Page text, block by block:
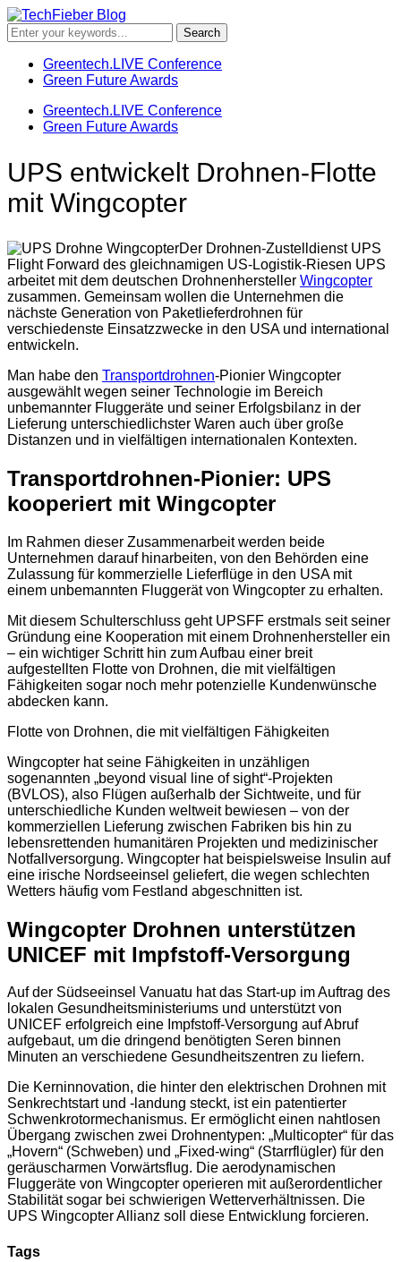
Greentech.LIVE Conference
Green Future Awards
Greentech.LIVE Conference
Green Future Awards
UPS entwickelt Drohnen-Flotte
mit Wingcopter
Der Drohnen-Zustelldienst UPS
Flight Forward des gleichnamigen US-Logistik-Riesen UPS
arbeitet mit dem deutschen Drohnenhersteller Wingcopter
zusammen. Gemeinsam wollen die Unternehmen die
nächste Generation von Paketlieferdrohnen für
verschiedenste Einsatzzwecke in den USA und international
entwickeln.
Man habe den Transportdrohnen-Pionier Wingcopter
ausgewählt wegen seiner Technologie im Bereich
unbemannter Fluggeräte und seiner Erfolgsbilanz in der
Lieferung unterschiedlichster Waren auch über große
Distanzen und in vielfältigen internationalen Kontexten.
Transportdrohnen-Pionier: UPS
kooperiert mit Wingcopter
Im Rahmen dieser Zusammenarbeit werden beide
Unternehmen darauf hinarbeiten, von den Behörden eine
Zulassung für kommerzielle Lieferflüge in den USA mit
einem unbemannten Fluggerät von Wingcopter zu erhalten.
Mit diesem Schulterschluss geht UPSFF erstmals seit seiner
Gründung eine Kooperation mit einem Drohnenhersteller ein
– ein wichtiger Schritt hin zum Aufbau einer breit
aufgestellten Flotte von Drohnen, die mit vielfältigen
Fähigkeiten sogar noch mehr potenzielle Kundenwünsche
abdecken kann.
Flotte von Drohnen, die mit vielfältigen Fähigkeiten
Wingcopter hat seine Fähigkeiten in unzähligen
sogenannten „beyond visual line of sight“-Projekten
(BVLOS), also Flügen außerhalb der Sichtweite, und für
unterschiedliche Kunden weltweit bewiesen – von der
kommerziellen Lieferung zwischen Fabriken bis hin zu
lebensrettenden humanitären Projekten und medizinischer
Notfallversorgung. Wingcopter hat beispielsweise Insulin auf
eine irische Nordseeinsel geliefert, die wegen schlechten
Wetters häufig vom Festland abgeschnitten ist.
Wingcopter Drohnen unterstützen
UNICEF mit Impfstoff-Versorgung
Auf der Südseeinsel Vanuatu hat das Start-up im Auftrag des
lokalen Gesundheitsministeriums und unterstützt von
UNICEF erfolgreich eine Impfstoff-Versorgung auf Abruf
aufgebaut, um die dringend benötigten Seren binnen
Minuten an verschiedene Gesundheitszentren zu liefern.
Die Kerninnovation, die hinter den elektrischen Drohnen mit
Senkrechtstart und -landung steckt, ist ein patentierter
Schwenkrotormechanismus. Er ermöglicht einen nahtlosen
Übergang zwischen zwei Drohnentypen: „Multicopter“ für das
„Hovern“ (Schweben) und „Fixed-wing“ (Starrflügler) für den
geräuscharmen Vorwärtsflug. Die aerodynamischen
Fluggeräte von Wingcopter operieren mit außerordentlicher
Stabilität sogar bei schwierigen Wetterverhältnissen. Die
UPS Wingcopter Allianz soll diese Entwicklung forcieren.
Tags